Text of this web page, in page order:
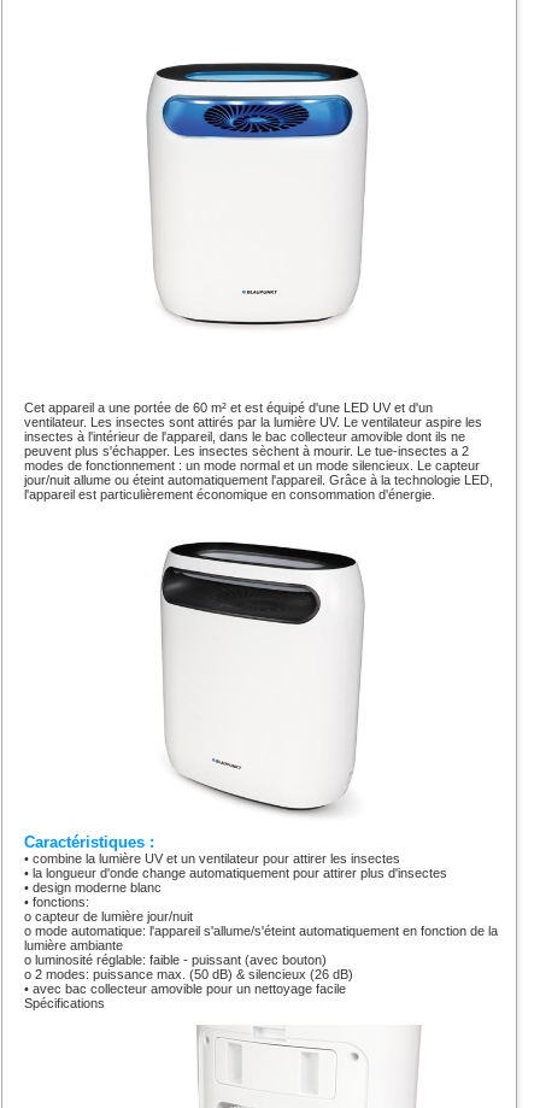
Cet appareil a une portée de 60 m² et est équipé d'une LED UV et d'un
ventilateur. Les insectes sont attirés par la lumière UV. Le ventilateur aspire les
insectes à l'intérieur de l'appareil, dans le bac collecteur amovible dont ils ne
peuvent plus s'échapper. Les insectes sèchent à mourir. Le tue-insectes a 2
modes de fonctionnement : un mode normal et un mode silencieux. Le capteur
jour/nuit allume ou éteint automatiquement l'appareil. Grâce à la technologie LED,
l'appareil est particulièrement économique en consommation d'énergie.
Caractéristiques :
• combine la lumière UV et un ventilateur pour attirer les insectes
• la longueur d'onde change automatiquement pour attirer plus d'insectes
• design moderne blanc
• fonctions:
o capteur de lumière jour/nuit
o mode automatique: l'appareil s'allume/s'éteint automatiquement en fonction de la
lumière ambiante
o luminosité réglable: faible - puissant (avec bouton)
o 2 modes: puissance max. (50 dB) & silencieux (26 dB)
• avec bac collecteur amovible pour un nettoyage facile
Spécifications